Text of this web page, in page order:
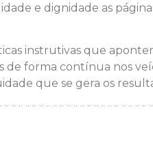
e dignidade as
instrutivas que
forma contínua nos
que se gera os